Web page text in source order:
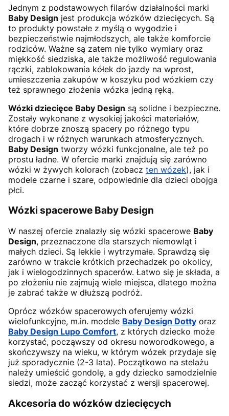
Jednym z podstawowych filarów działalności marki
Baby Design jest produkcja wózków dziecięcych. Są
to produkty powstałe z myślą o wygodzie i
bezpieczeństwie najmłodszych, ale także komforcie
rodziców. Ważne są zatem nie tylko wymiary oraz
miękkość siedziska, ale także możliwość regulowania
rączki, zablokowania kółek do jazdy na wprost,
umieszczenia zakupów w koszyku pod wózkiem czy
też sprawnego złożenia wózka jedną ręką.
Wózki dziecięce Baby Design są solidne i bezpieczne.
Zostały wykonane z wysokiej jakości materiałów,
które dobrze znoszą spacery po różnego typu
drogach i w różnych warunkach atmosferycznych.
Baby Design tworzy wózki funkcjonalne, ale też po
prostu ładne. W ofercie marki znajdują się zarówno
wózki w żywych kolorach (zobacz ten wózek), jak i
modele czarne i szare, odpowiednie dla dzieci obojga
płci.
Wózki spacerowe Baby Design
W naszej ofercie znalazły się wózki spacerowe Baby
Design, przeznaczone dla starszych niemowląt i
małych dzieci. Są lekkie i wytrzymałe. Sprawdzą się
zarówno w trakcie krótkich przechadzek po okolicy,
jak i wielogodzinnych spacerów. Łatwo się je składa, a
po złożeniu nie zajmują wiele miejsca, dlatego można
je zabrać także w dłuższą podróż.
Oprócz wózków spacerowych oferujemy wózki
wielofunkcyjne, m.in. modele Baby Design Dotty oraz
Baby Design Lupo Comfort, z których dziecko może
korzystać, począwszy od okresu noworodkowego, a
skończywszy na wieku, w którym wózek przydaje się
już sporadycznie (2-3 lata). Początkowo na stelażu
należy umieścić gondolę, a gdy dziecko samodzielnie
siedzi, może zacząć korzystać z wersji spacerowej.
Akcesoria do wózków dziecięcych